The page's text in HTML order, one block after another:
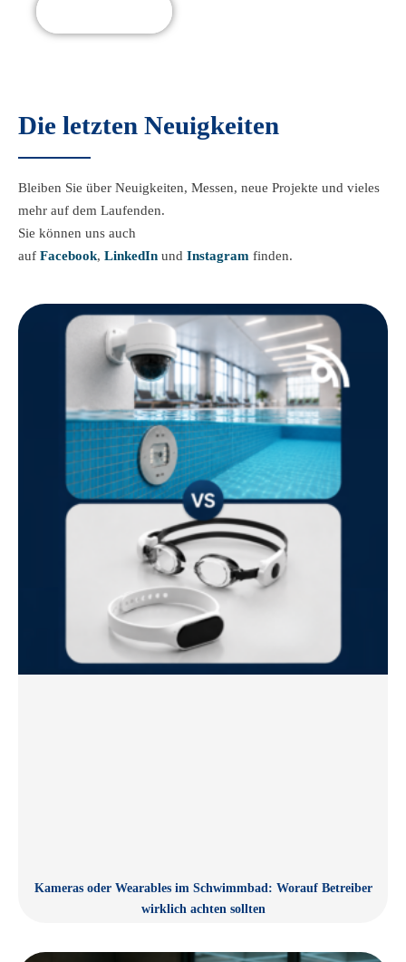
Die letzten Neuigkeiten
Bleiben Sie über Neuigkeiten, Messen, neue Projekte und vieles
mehr auf dem Laufenden.
Sie können uns auch
auf Facebook, LinkedIn und Instagram finden.
Kameras oder Wearables im Schwimmbad: Worauf Betreiber
wirklich achten sollten